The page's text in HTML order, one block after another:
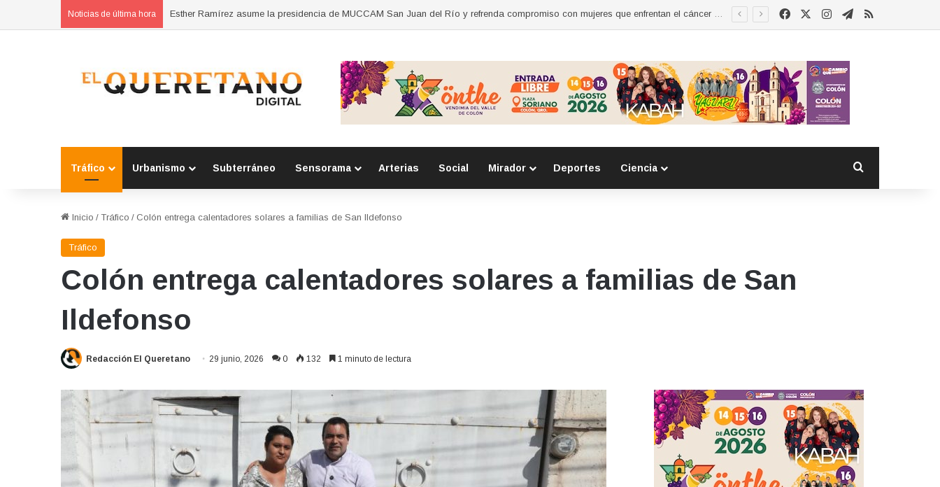
Noticias de última hora Fiscal confirma pago de reparación del daño en caso de “La Mufasa”; monto permanecerá reservado FacebookInstagram
Telegram
RSS
Tráfico Urbanismo Subterráneo Sensorama Arterias Social Mirador Deportes Ciencia
Inicio / Tráfico / Colón entrega calentadores solares a familias de San Ildefonso
Tráfico
Colón entrega calentadores solares a familias de San
Ildefonso
Redacción El Queretano 29 junio, 2026 0 132 1 minuto de lectura